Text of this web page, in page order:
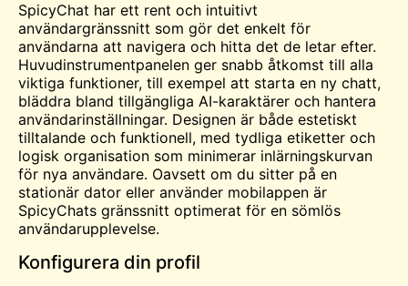
SpicyChat har ett rent och intuitivt
användargränssnitt som gör det enkelt för
användarna att navigera och hitta det de letar efter.
Huvudinstrumentpanelen ger snabb åtkomst till alla
viktiga funktioner, till exempel att starta en ny chatt,
bläddra bland tillgängliga AI-karaktärer och hantera
användarinställningar. Designen är både estetiskt
tilltalande och funktionell, med tydliga etiketter och
logisk organisation som minimerar inlärningskurvan
för nya användare. Oavsett om du sitter på en
stationär dator eller använder mobilappen är
SpicyChats gränssnitt optimerat för en sömlös
användarupplevelse.
Konfigurera din profil